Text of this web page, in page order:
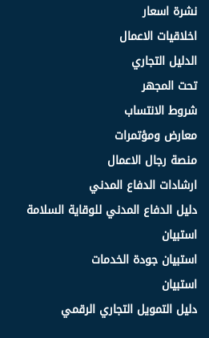
نشرة اسعار
اخلاقيات الاعمال
الدليل التجاري
تحت المجهر
شروط الانتساب
معارض ومؤتمرات
منصة رجال الاعمال
ارشادات الدفاع المدني
دليل الدفاع المدني للوقاية السلامة
استبيان
استبيان جودة الخدمات
استبيان
دليل التمويل التجاري الرقمي